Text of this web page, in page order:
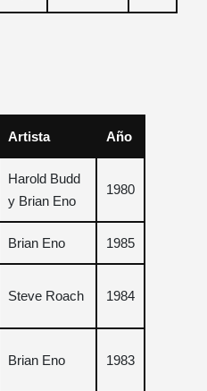
Artista Año
Harold Budd
y Brian Eno
1980
Brian Eno 1985
Steve Roach 1984
Brian Eno 1983